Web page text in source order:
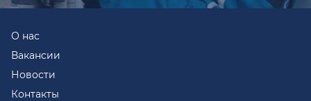
О нас
Вакансии
Новости
Контакты